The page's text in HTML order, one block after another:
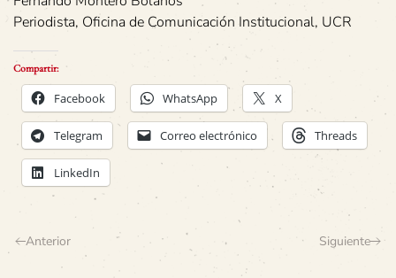
Periodista, Oficina de Comunicación Institucional, UCR
Compartir:
Facebook WhatsApp X
Telegram Correo electrónico Threads
LinkedIn
Anterior Siguiente